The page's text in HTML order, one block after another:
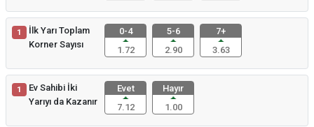
1
İlk Yarı Toplam
Korner Sayısı
0-4
1.72
5-6
2.90
7+
3.63
1
Ev Sahibi İki
Yarıyı da Kazanır
Evet
7.12
Hayır
1.00